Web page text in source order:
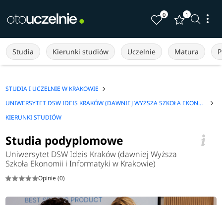
0 1
Studia Kierunki studiów Uczelnie Matura
STUDIA I UCZELNIE W KRAKOWIE
UNIWERSYTET DSW IDEIS KRAKÓW (DAWNIEJ WYŻSZA SZKOŁA EKONOMII I INFORMATYKI W KRAKOWIE)
KIERUNKI STUDIÓW
Studia podyplomowe
Uniwersytet DSW Ideis Kraków (dawniej Wyższa
Szkoła Ekonomii i Informatyki w Krakowie)
Opinie (0)